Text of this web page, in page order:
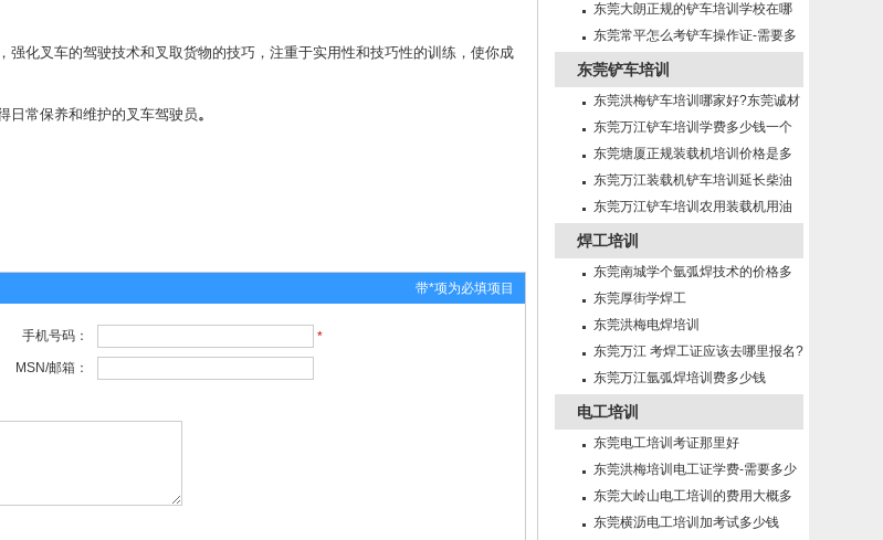
强化叉车的驾驶技术和叉取货物的技巧，注重于实用性和技巧性的训练，使你成
日常保养和维护的叉车驾驶员。
带*项为必填项目
手机号码：
*
MSN/邮箱：
东莞大朗正规的铲车培训学校在哪
里?
东莞常平怎么考铲车操作证-需要多
少钱?
东莞铲车培训
东莞洪梅铲车培训哪家好?东莞诚材
培训学校！
东莞万江铲车培训学费多少钱一个
月？
东莞塘厦正规装载机培训价格是多
少钱一个月？
东莞万江装载机铲车培训延长柴油
机机油使用期的方法有那些？
东莞万江铲车培训农用装载机用油
及润滑注意事项
焊工培训
东莞南城学个氩弧焊技术的价格多
少？
东莞厚街学焊工
东莞洪梅电焊培训
东莞万江 考焊工证应该去哪里报名?
东莞万江氩弧焊培训费多少钱
电工培训
东莞电工培训考证那里好
东莞洪梅培训电工证学费-需要多少
钱?需要什么条件?
东莞大岭山电工培训的费用大概多
少钱啊
东莞横沥电工培训加考试多少钱